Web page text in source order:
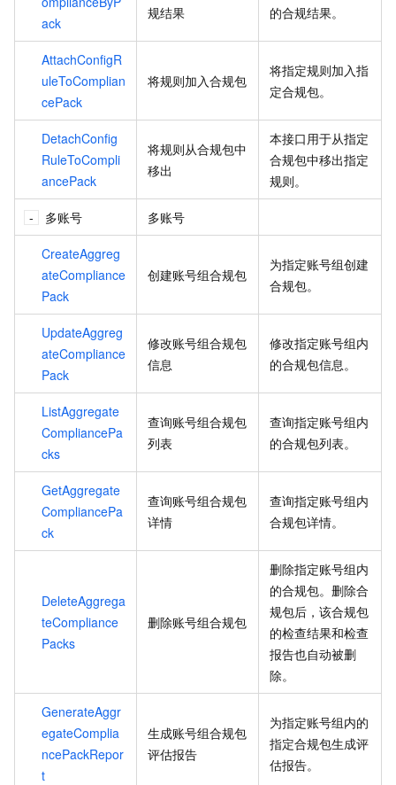
ack
规结果
的合规结果。
AttachConfigR
uleToComplian
cePack
将规则加入合规包
将指定规则加入指
定合规包。
DetachConfig
RuleToCompli
ancePack
将规则从合规包中
移出
本接口用于从指定
合规包中移出指定
规则。
多账号 多账号
CreateAggreg
ateCompliance
Pack
创建账号组合规包
为指定账号组创建
合规包。
UpdateAggreg
ateCompliance
Pack
修改账号组合规包
信息
修改指定账号组内
的合规包信息。
ListAggregate
CompliancePa
cks
查询账号组合规包
列表
查询指定账号组内
的合规包列表。
GetAggregate
CompliancePa
ck
查询账号组合规包
详情
查询指定账号组内
合规包详情。
DeleteAggrega
teCompliance
Packs
删除账号组合规包
删除指定账号组内
的合规包。删除合
规包后，该合规包
的检查结果和检查
报告也自动被删
除。
GenerateAggr
egateComplia
ncePackRepor
t
生成账号组合规包
评估报告
为指定账号组内的
指定合规包生成评
估报告。